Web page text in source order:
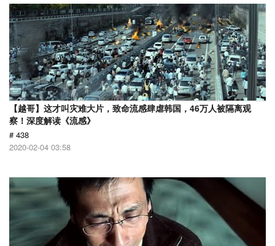
【越哥】这才叫灾难大片，致命流感肆虐韩国，46万人被隔离观
察！深度解读《流感》
# 438
2020-02-04 03:58